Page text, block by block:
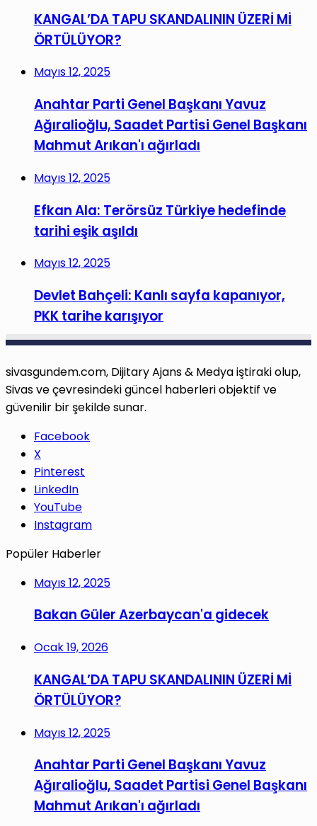
KANGAL’DA TAPU SKANDALININ ÜZERİ Mİ
ÖRTÜLÜYOR?
Mayıs 12, 2025
Anahtar Parti Genel Başkanı Yavuz
Ağıralioğlu, Saadet Partisi Genel Başkanı
Mahmut Arıkan'ı ağırladı
Mayıs 12, 2025
Efkan Ala: Terörsüz Türkiye hedefinde
tarihi eşik aşıldı
Mayıs 12, 2025
Devlet Bahçeli: Kanlı sayfa kapanıyor,
PKK tarihe karışıyor
sivasgundem.com, Dijitary Ajans & Medya iştiraki olup,
Sivas ve çevresindeki güncel haberleri objektif ve
güvenilir bir şekilde sunar.
Facebook
X
Pinterest
LinkedIn
YouTube
Instagram
Popüler Haberler
Mayıs 12, 2025
Bakan Güler Azerbaycan'a gidecek
Ocak 19, 2026
KANGAL’DA TAPU SKANDALININ ÜZERİ Mİ
ÖRTÜLÜYOR?
Mayıs 12, 2025
Anahtar Parti Genel Başkanı Yavuz
Ağıralioğlu, Saadet Partisi Genel Başkanı
Mahmut Arıkan'ı ağırladı